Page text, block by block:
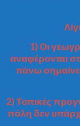
1) Οι
αναφέρονται
πάνω
2) Τοπικές
πόλη δεν